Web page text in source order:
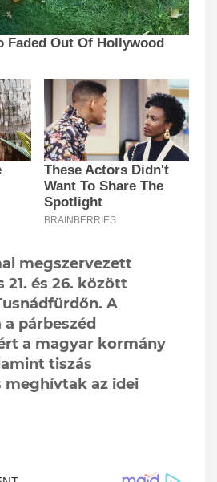
megszervezett
és 26. között
A
párbeszéd
a magyar kormány
tiszás
az idei